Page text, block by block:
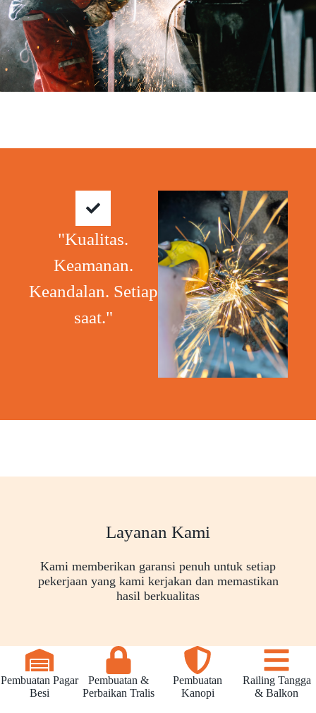
"Kualitas.
Keamanan.
Keandalan. Setiap
saat."
Layanan Kami
Kami memberikan garansi penuh untuk setiap
pekerjaan yang kami kerjakan dan memastikan
hasil berkualitas
Pembuatan Pagar
Besi
Pembuatan &
Perbaikan Tralis
Pembuatan
Kanopi
Railing Tangga
& Balkon